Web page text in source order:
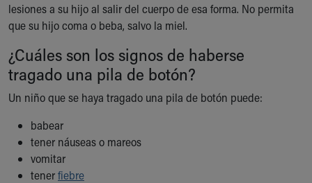
lesiones a su hijo al salir del cuerpo de esa forma. No permita
que su hijo coma o beba, salvo la miel.
¿Cuáles son los signos de haberse
tragado una pila de botón?
Un niño que se haya tragado una pila de botón puede:
babear
tener náuseas o mareos
vomitar
tenerfiebre